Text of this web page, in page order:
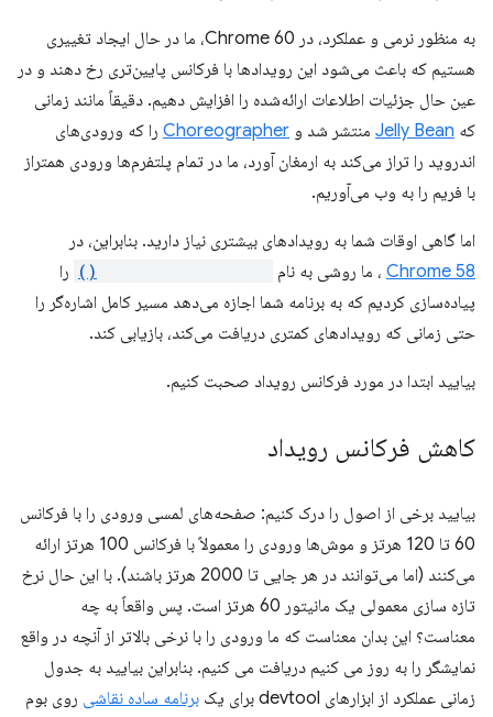
به منظور نرمی و عملکرد، در Chrome 60، ما در حال ایجاد تغییری
هستیم که باعث می‌شود این رویدادها با فرکانس پایین‌تری رخ دهند و در
عین حال جزئیات اطلاعات ارائه‌شده را افزایش دهیم. دقیقاً مانند زمانی
که Jelly Bean منتشر شد و Choreographer را که ورودی‌های
اندروید را تراز می‌کند به ارمغان آورد، ما در تمام پلتفرم‌ها ورودی همتراز
با فریم را به وب می‌آوریم.
اما گاهی اوقات شما به رویدادهای بیشتری نیاز دارید. بنابراین، در
Chrome 58 ، ما روشی به نام
را
پیاده‌سازی کردیم که به برنامه شما اجازه می‌دهد مسیر کامل اشاره‌گر را
حتی زمانی که رویدادهای کمتری دریافت می‌کند، بازیابی کند.
بیایید ابتدا در مورد فرکانس رویداد صحبت کنیم.
کاهش فرکانس رویداد
بیایید برخی از اصول را درک کنیم: صفحه‌های لمسی ورودی را با فرکانس
60 تا 120 هرتز و موش‌ها ورودی را معمولاً با فرکانس 100 هرتز ارائه
می‌کنند (اما می‌توانند در هر جایی تا 2000 هرتز باشند). با این حال نرخ
تازه سازی معمولی یک مانیتور 60 هرتز است. پس واقعاً به چه
معناست؟ این بدان معناست که ما ورودی را با نرخی بالاتر از آنچه در واقع
نمایشگر را به روز می کنیم دریافت می کنیم. بنابراین بیایید به جدول
زمانی عملکرد از ابزارهای devtool برای یک
برنامه ساده نقاشی روی بوم